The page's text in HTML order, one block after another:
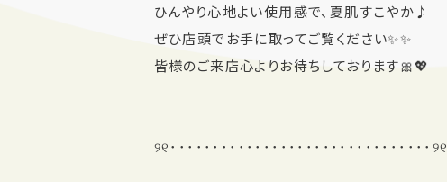
ひんやり心地よい使用感で、夏肌すこやか♪
ぜひ店頭でお手に取ってご覧ください✨✨
皆様のご来店心よりお待ちしております🎀💖
୨୧･･･････････････････････････････୨୧